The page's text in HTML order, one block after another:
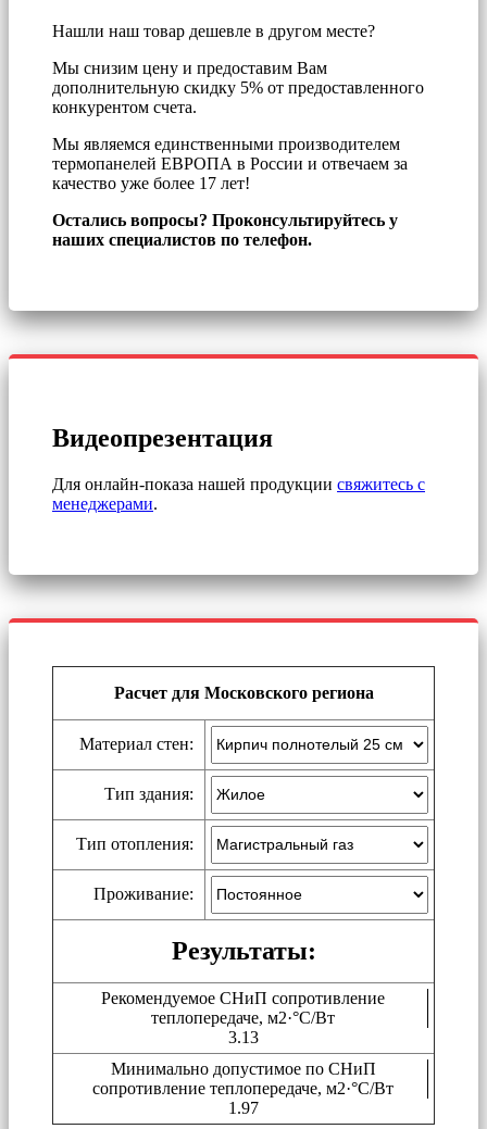
Нашли наш товар дешевле в другом месте?
Мы снизим цену и предоставим Вам
дополнительную скидку 5% от предоставленного
конкурентом счета.
Мы являемся единственными производителем
термопанелей ЕВРОПА в России и отвечаем за
качество уже более 17 лет!
Остались вопросы? Проконсультируйтесь у
наших специалистов по телефон.
Видеопрезентация
Для онлайн-показа нашей продукции свяжитесь с
менеджерами.
Расчет для Московского региона
Материал стен:
Тип здания:
Тип отопления:
Проживание:
Результаты:
Рекомендуемое СНиП сопротивление
теплопередаче, м2·°C/Вт
3.13
Минимально допустимое по СНиП
сопротивление теплопередаче, м2·°C/Вт
1.97